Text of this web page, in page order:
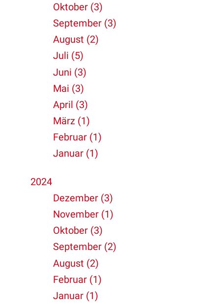
Oktober (3)
September (3)
August (2)
Juli (5)
Juni (3)
Mai (3)
April (3)
März (1)
Februar (1)
Januar (1)
2024
Dezember (3)
November (1)
Oktober (3)
September (2)
August (2)
Februar (1)
Januar (1)